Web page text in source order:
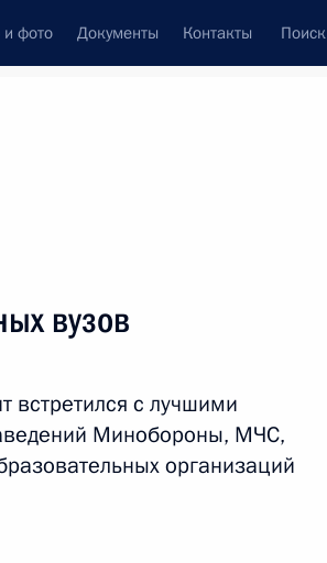
фото Документы Контакты Поиск
вузов
с лучшими
Минобороны, МЧС,
организаций